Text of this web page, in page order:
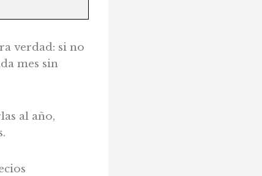
verdad: si no
mes sin
al año,